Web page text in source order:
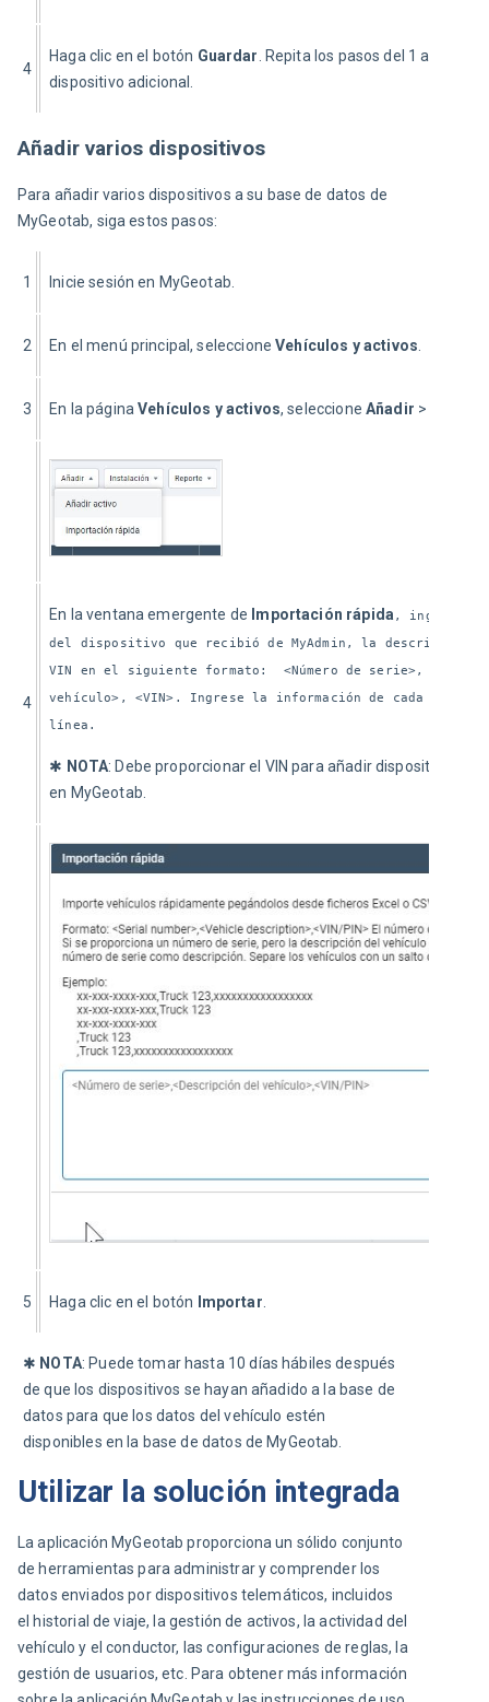
4
Haga clic en el botón Guardar . Repita los pasos del 1 al 4 para
dispositivo adicional.
Añadir varios dispositivos
Para añadir varios dispositivos a su base de datos de
MyGeotab, siga estos pasos:
1 Inicie sesión en MyGeotab.
2 En el menú principal, seleccione Vehículos y activos
3 En la página Vehículos y activos, seleccione Añadir >
4
En la ventana emergente de Importación rápida , ingrese
del dispositivo que recibió de MyAdmin, la
VIN en el siguiente formato:  <Número de serie>,
vehículo>, <VIN>. Ingrese la información de cada
línea.
✱ NOTA: Debe proporcionar el VIN para añadir dispositivos
en MyGeotab.
5 Haga clic en el botón Importar
✱ NOTA: Puede tomar hasta 10 días hábiles después
de que los dispositivos se hayan añadido a la base de
datos para que los datos del vehículo estén
disponibles en la base de datos de MyGeotab.
Utilizar la solución integrada
La aplicación MyGeotab proporciona un sólido conjunto
de herramientas para administrar y comprender los
datos enviados por dispositivos telemáticos, incluidos
el historial de viaje, la gestión de activos, la actividad del
vehículo y el conductor, las configuraciones de reglas, la
gestión de usuarios, etc. Para obtener más información